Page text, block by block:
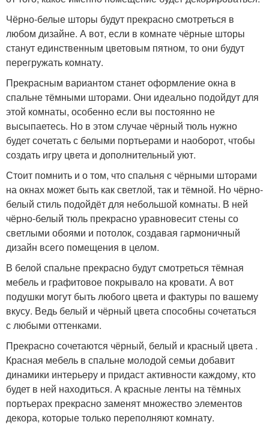
Чёрно-белые шторы будут прекрасно смотреться в
любом дизайне. А вот, если в комнате чёрные шторы
станут единственным цветовым пятном, то они будут
перегружать комнату.
Прекрасным вариантом станет оформление окна в
спальне тёмными шторами. Они идеально подойдут для
этой комнаты, особенно если вы постоянно не
высыпаетесь. Но в этом случае чёрный тюль нужно
будет сочетать с белыми портьерами и наоборот, чтобы
создать игру цвета и дополнительный уют.
Стоит помнить и о том, что спальня с чёрными шторами
на окнах может быть как светлой, так и тёмной. Но чёрно-
белый стиль подойдёт для небольшой комнаты. В ней
чёрно-белый тюль прекрасно уравновесит стены со
светлыми обоями и потолок, создавая гармоничный
дизайн всего помещения в целом.
В белой спальне прекрасно будут смотреться тёмная
мебель и графитовое покрывало на кровати. А вот
подушки могут быть любого цвета и фактуры по вашему
вкусу. Ведь белый и чёрный цвета способны сочетаться
с любыми оттенками.
Прекрасно сочетаются чёрный, белый и красный цвета .
Красная мебель в спальне молодой семьи добавит
динамики интерьеру и придаст активности каждому, кто
будет в ней находиться. А красные ленты на тёмных
портьерах прекрасно заменят множество элементов
декора, которые только переполняют комнату.